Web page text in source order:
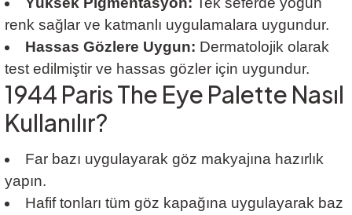
renk sağlar ve katmanlı uygulamalara uygundur.
Hassas Gözlere Uygun: Dermatolojik olarak
test edilmiştir ve hassas gözler için uygundur.
1944 Paris The Eye Palette Nasıl
Kullanılır?
Far bazı uygulayarak göz makyajına hazırlık
yapın.
Hafif tonları tüm göz kapağına uygulayarak baz